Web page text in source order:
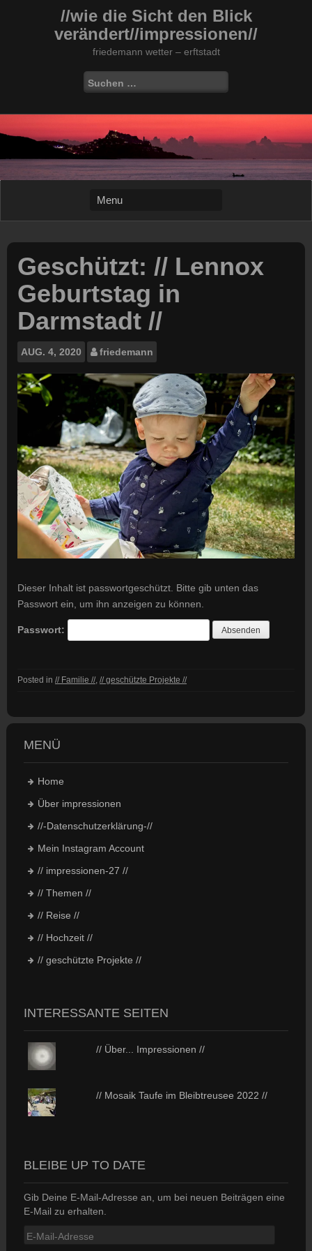
//wie die Sicht den Blick
verändert//impressionen//
friedemann wetter – erftstadt
Suchen
nach:
Geschützt: // Lennox
Geburtstag in
Darmstadt //
AUG. 4, 2020 friedemann
Dieser Inhalt ist passwortgeschützt. Bitte gib unten das
Passwort ein, um ihn anzeigen zu können.
Passwort:
Posted in // Familie //, // geschützte Projekte //
MENÜ
Home
Über impressionen
//-Datenschutzerklärung-//
Mein Instagram Account
// impressionen-27 //
// Themen //
// Reise //
// Hochzeit //
// geschützte Projekte //
INTERESSANTE SEITEN
// Über... Impressionen //
// Mosaik Taufe im Bleibtreusee 2022 //
BLEIBE UP TO DATE
Gib Deine E-Mail-Adresse an, um bei neuen Beiträgen eine
E-Mail zu erhalten.
E-